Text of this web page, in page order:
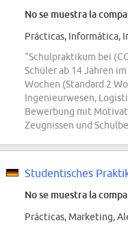
No se muestra la
Prácticas, Informática,
“Schulpraktikum bei
Schüler ab 14 Jahren
Wochen (Standard 2
Ingenieurwesen,
Bewerbung mit
Zeugnissen und
No se muestra la
Prácticas, Marketing,